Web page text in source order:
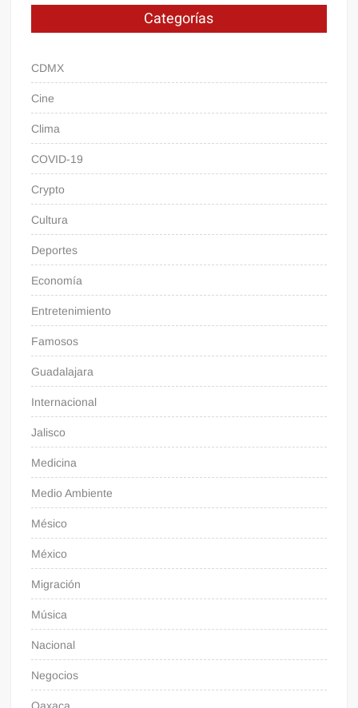
Categorías
CDMX
Cine
Clima
COVID-19
Crypto
Cultura
Deportes
Economía
Entretenimiento
Famosos
Guadalajara
Internacional
Jalisco
Medicina
Medio Ambiente
Mésico
México
Migración
Música
Nacional
Negocios
Oaxaca